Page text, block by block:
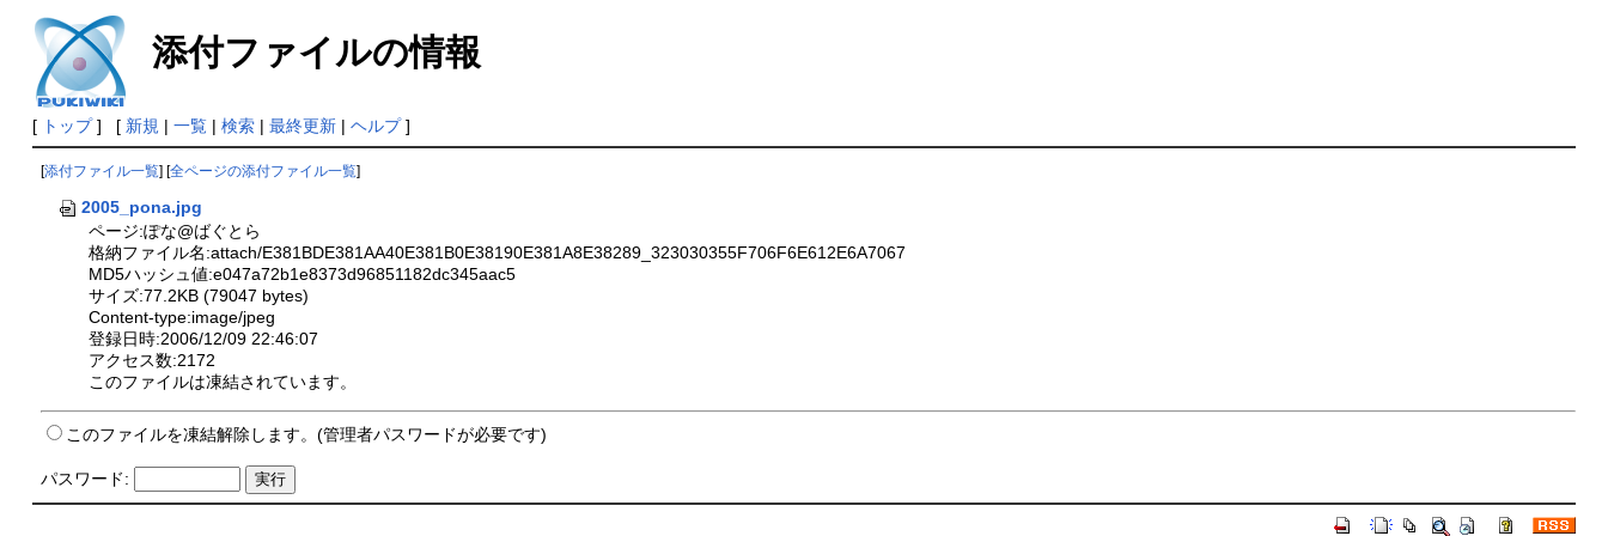
添付ファイルの情報
[ トップ] [ 新規 | 一覧| 検索| 最終更新| ヘルプ]
[添付ファイル一覧] [全ページの添付ファイル一覧]
2005_pona.jpg
ページ:ぽな@ばぐとら
格納ファイル名:attach/E381BDE381AA40E381B0E38190E381A8E38289_323030355F706F6E612E6A7067
MD5ハッシュ値:e047a72b1e8373d96851182dc345aac5
サイズ:77.2KB (79047 bytes)
Content-type:image/jpeg
登録日時:2006/12/09 22:46:07
アクセス数:2172
このファイルは凍結されています。
このファイルを凍結解除します。(管理者パスワードが必要です)
パスワード: